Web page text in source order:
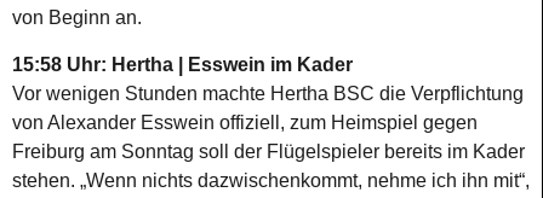
von Beginn an.
15:58 Uhr: Hertha | Esswein im Kader
Vor wenigen Stunden machte Hertha BSC die Verpflichtung
von Alexander Esswein offiziell, zum Heimspiel gegen
Freiburg am Sonntag soll der Flügelspieler bereits im Kader
stehen. „Wenn nichts dazwischenkommt, nehme ich ihn mit“,